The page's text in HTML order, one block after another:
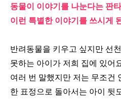
동물이 이야기를 나눈다는 판
이런 특별한 이야기를 쓰시게
반려동물을 키우고 싶지만 선
못하는 아이가 저희 집에 있어
여러 번 말했지만 저는 무조건
한 표정으로 돌아서는 아이 뒷